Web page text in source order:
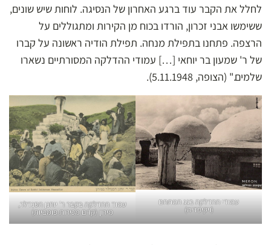
לחלל את הקבר עוד ברגע האחרון של הנסיגה. לוחות שיש שונים,
ששימשו אבני זכרון, הורדו בכוח מן הקירות ומתגוללים על
הרצפה. פתחנו בתפילת מנחה. תפילת הודיה ראשונה על קברו
של ר' שמעון בר יוחאי […] עמודי ההדלקה המסורתיים נשארו
שלמים." (הצופה, 5.11.1948).
עמודי ההדלקה בגג המתחם
(ויקיפדיה)
עמוד ההדלקה בקבר ר' יוחנן הסנדלר,
מירון (קדם מכירות פומביות)